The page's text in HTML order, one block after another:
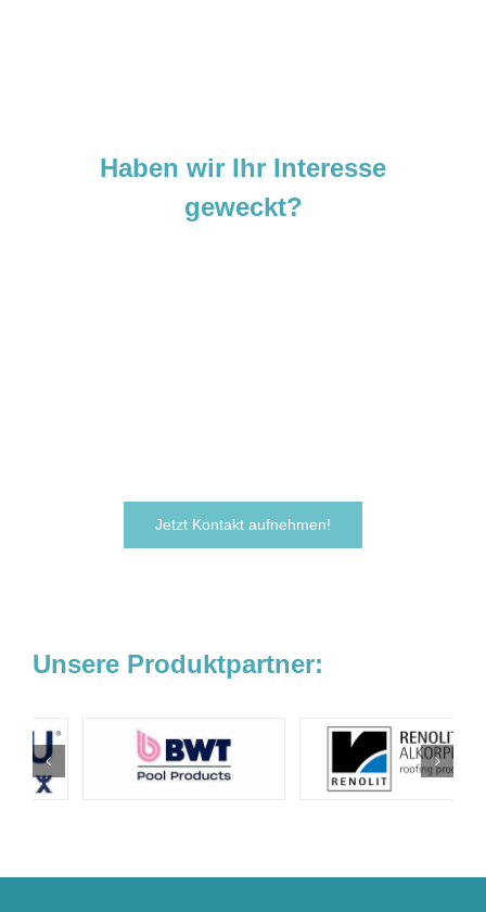
Haben wir Ihr Interesse
geweckt?
Jetzt Kontakt aufnehmen!
Unsere Produktpartner: